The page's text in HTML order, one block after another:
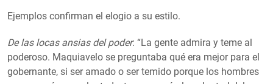
Ejemplos confirman el elogio a su estilo.
De las locas ansias del poder: “La gente admira y teme al
poderoso. Maquiavelo se preguntaba qué era mejor para el
gobernante, si ser amado o ser temido porque los hombres